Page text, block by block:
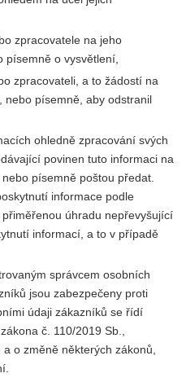
zpracovatele na jeho
písemně o vysvětlení,
zpracovateli, a to žádostí na
nebo písemně, aby odstranil
ohledně zpracování svých
povinen tuto informaci na
písemně poštou předat.
informace podle
úhradu nepřevyšující
informací, a to v případě
správcem osobních
jsou zabezpečeny proti
údaji zákazníků se řídí
č. 110/2019 Sb.,
o změně některých zákonů,